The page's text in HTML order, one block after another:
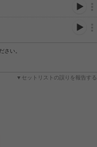
さい。
▼セットリストの誤りを報告する